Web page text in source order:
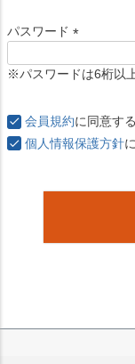
パスワード
必
※パスワードは6桁以
会員規約に同意する
個人情報保護方針